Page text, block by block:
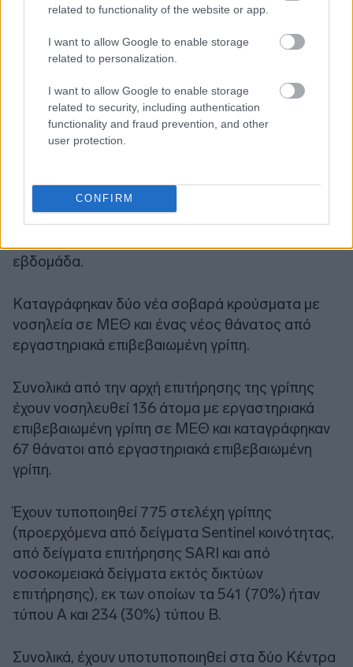
related to functionality of the website or app.
I want to allow Google to enable storage
related to personalization.
I want to allow Google to enable storage
related to security, including authentication
functionality and fraud prevention, and other
user protection.
CONFIRM
Η θετικότητα των δειγμάτων SARI παρουσίασε
εβδομάδα.
Καταγράφηκαν δύο νέα σοβαρά κρούσματα με
νοσηλεία σε ΜΕΘ και ένας νέος θάνατος από
εργαστηριακά επιβεβαιωμένη γρίπη.
Συνολικά από την αρχή επιτήρησης της γρίπης
έχουν νοσηλευθεί 136 άτομα με εργαστηριακά
επιβεβαιωμένη γρίπη σε ΜΕΘ και καταγράφηκαν
67 θάνατοι από εργαστηριακά επιβεβαιωμένη
γρίπη.
Έχουν τυποποιηθεί 775 στελέχη γρίπης
(προερχόμενα από δείγματα Sentinel κοινότητας,
από δείγματα επιτήρησης SARI και από
νοσοκομειακά δείγματα εκτός δικτύων
επιτήρησης), εκ των οποίων τα 541 (70%) ήταν
τύπου Α και 234 (30%) τύπου Β.
Συνολικά, έχουν υποτυποποιηθεί στα δύο Κέντρα